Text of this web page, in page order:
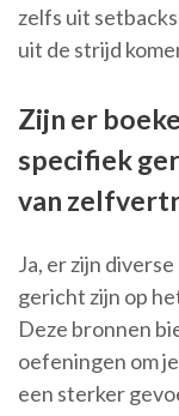
zelfs uit
uit de strijd
Zijn er
specifiek
van
Ja, er zijn
gericht zijn op
Deze bronnen
oefeningen om
een sterker